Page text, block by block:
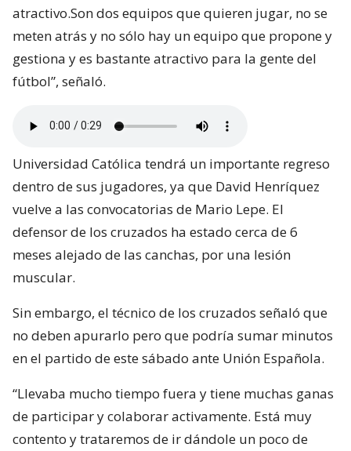
atractivo.Son dos equipos que quieren jugar, no se
meten atrás y no sólo hay un equipo que propone y
gestiona y es bastante atractivo para la gente del
fútbol”, señaló.
Universidad Católica tendrá un importante regreso
dentro de sus jugadores, ya que David Henríquez
vuelve a las convocatorias de Mario Lepe. El
defensor de los cruzados ha estado cerca de 6
meses alejado de las canchas, por una lesión
muscular.
Sin embargo, el técnico de los cruzados señaló que
no deben apurarlo pero que podría sumar minutos
en el partido de este sábado ante Unión Española.
“Llevaba mucho tiempo fuera y tiene muchas ganas
de participar y colaborar activamente. Está muy
contento y trataremos de ir dándole un poco de